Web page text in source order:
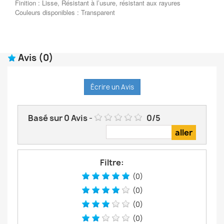
Finition : Lisse, Résistant à l’usure, résistant aux rayures
Couleurs disponibles : Transparent
Avis (0)
Écrire un Avis
Basé sur0Avis- 0/5
Filtre:
(0)
(0)
(0)
(0)